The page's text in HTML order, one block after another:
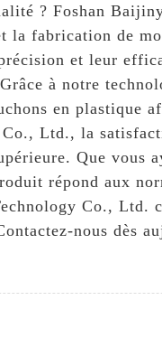
? Foshan
la fabrication de
et leur
à notre
en plastique
Ltd., la
Que vous
répond aux
Co., Ltd.
nous dès